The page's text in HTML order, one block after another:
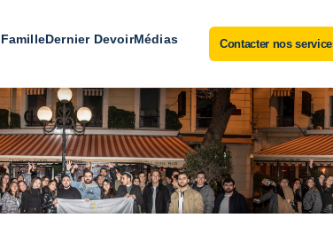
FamilleDernier DevoirMédias Contacter nos
Projets